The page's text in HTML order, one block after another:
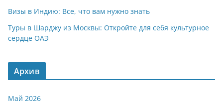
Визы в Индию: Все, что вам нужно знать
Туры в Шарджу из Москвы: Откройте для себя культурное
сердце ОАЭ
Архив
Май 2026